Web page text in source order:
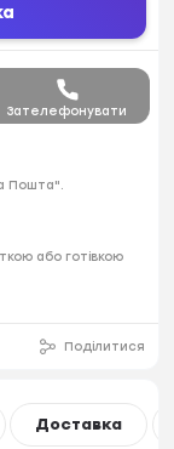
Зателефонувати
Пошта".
або готівкою
Поділитися
Доставка